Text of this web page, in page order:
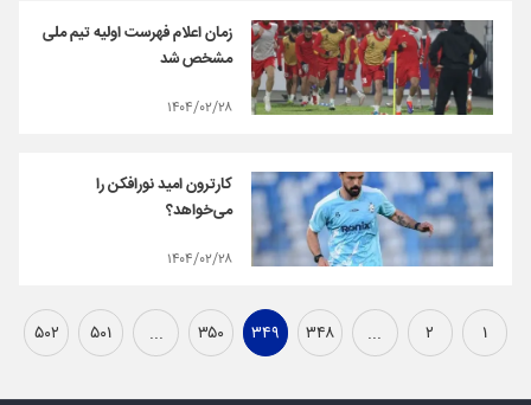
زمان اعلام فهرست اولیه تیم ملی
مشخص شد
۱۴۰۴/۰۲/۲۸
کارترون امید نورافکن را
می‌خواهد؟
۱۴۰۴/۰۲/۲۸
۱ ۲ ... ۳۴۸ ۳۴۹ ۳۵۰ ... ۵۰۱ ۵۰۲